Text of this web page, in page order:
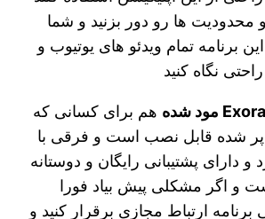
محدودیت ها رو دور بزنید و شما
برنامه تمام ویدئو های یوتیوب و
نگاه کنید
هم برای کسانی که
شده قابل نصب است و فرقی با
دارای پشتیبانی رایگان و دوستانه
و اگر مشکلی پیش بیاد فورا
برنامه ارتباط مجازی برقرار کنید و